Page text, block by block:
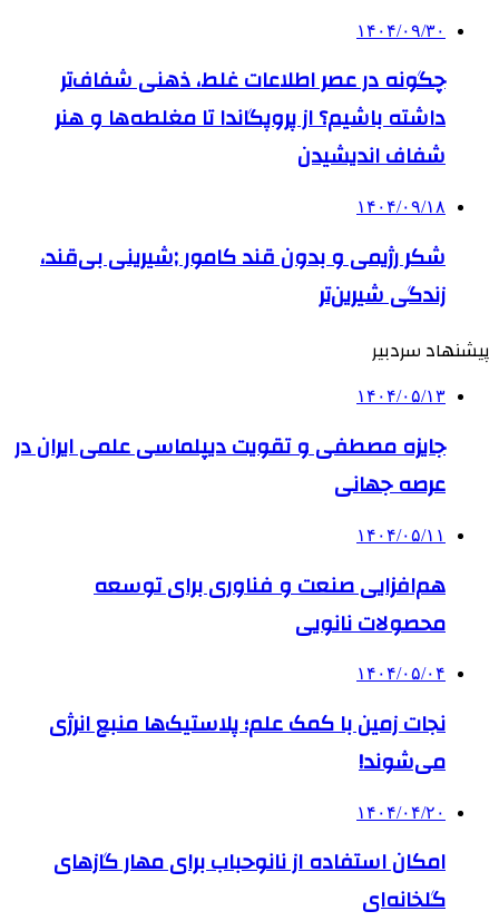
۱۴۰۴/۰۹/۳۰
چگونه در عصر اطلاعات غلط، ذهنی شفاف‌تر
داشته باشیم؟ از پروپگاندا تا مغلطه‌ها و هنر
شفاف اندیشیدن
۱۴۰۴/۰۹/۱۸
شکر رژیمی و بدون قند کامور ;شیرینی بی‌قند،
زندگی شیرین‌تر
پیشنهاد سردبیر
۱۴۰۴/۰۵/۱۳
جایزه مصطفی و تقویت دیپلماسی علمی ایران در
عرصه جهانی
۱۴۰۴/۰۵/۱۱
هم‌افزایی صنعت و فناوری برای توسعه
محصولات نانویی
۱۴۰۴/۰۵/۰۴
نجات زمین با کمک علم؛ پلاستیک‌ها منبع انرژی
می‌شوند!
۱۴۰۴/۰۴/۲۰
امکان استفاده از نانوحباب برای مهار گازهای
گلخانه‌ای